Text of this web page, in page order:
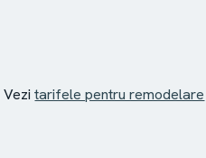
Vezitarifele pentru remodelare